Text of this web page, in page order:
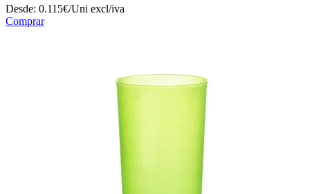
Desde: 0.115€/Uni excl/iva
Comprar